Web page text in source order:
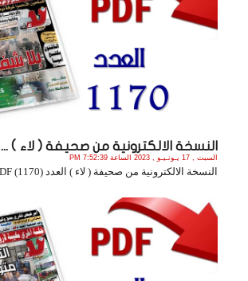
النسخة الالكترونية من صحيفة ( لاء ) ...
السبت , 17 يـونـيـو , 2023 الساعة 7:52:39 PM
النسخة الالكترونية من صحيفة ( لاء ) العدد (1170) PDF. .